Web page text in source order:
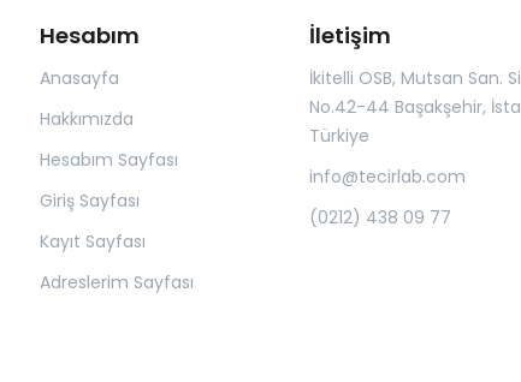
Hesabım
Anasayfa
Hakkımızda
Hesabım Sayfası
Giriş Sayfası
Kayıt Sayfası
Adreslerim Sayfası
İletişim
İkitelli OSB, Mutsan San.
No.42-44 Başakşehir,
Türkiye
info@tecirlab.com
(0212) 438 09 77